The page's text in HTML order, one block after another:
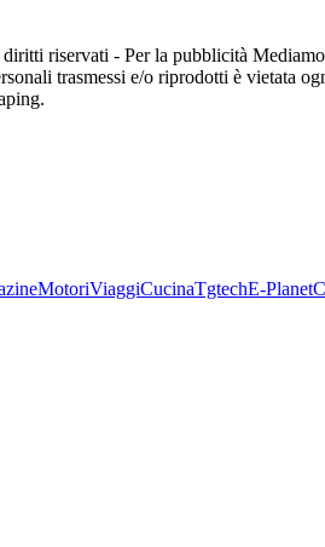
riservati - Per la pubblicità
trasmessi e/o riprodotti è vietata
MotoriViaggiCucinaTgtechE-Planet